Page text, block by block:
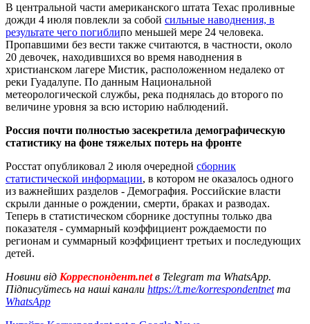
В центральной части американского штата Техас проливные
дожди 4 июля повлекли за собой сильные наводнения, в
результате чего погиблипо меньшей мере 24 человека.
Пропавшими без вести также считаются, в частности, около
20 девочек, находившихся во время наводнения в
христианском лагере Мистик, расположенном недалеко от
реки Гуадалупе. По данным Национальной
метеорологической службы, река поднялась до второго по
величине уровня за всю историю наблюдений.
Россия почти полностью засекретила демографическую
статистику на фоне тяжелых потерь на фронте
Росстат опубликовал 2 июля очередной сборник
статистической информации, в котором не оказалось одного
из важнейших разделов - Демография. Российские власти
скрыли данные о рождении, смерти, браках и разводах.
Теперь в статистическом сборнике доступны только два
показателя - суммарный коэффициент рождаемости по
регионам и суммарный коэффициент третьих и последующих
детей.
Новини від Корреспондент.netв Telegram та WhatsApp.
Підписуйтесь на наші канали https://t.me/korrespondentnetта
WhatsApp